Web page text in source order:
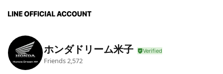
ホンダドリーム米子
Friends 2,572